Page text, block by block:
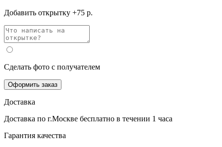
Добавить открытку +75 р.
Сделать фото с получателем
Оформить заказ
Доставка
Доставка по г.Москве бесплатно в течении 1 часа
Гарантия качества